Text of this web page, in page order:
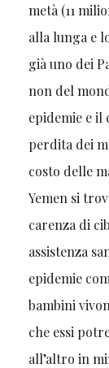
metà (11
alla lunga e
già uno dei
non del
epidemie e il
perdita dei
costo delle
Yemen si
carenza di
assistenza
epidemie
bambini
che essi
all’altro in